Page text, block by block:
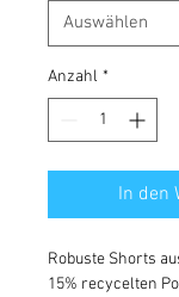
Anzahl *
In den
Robuste Shorts
15% recycelten